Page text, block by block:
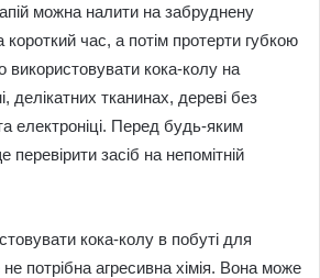
можна налити на забруднену
короткий час, а потім протерти губкою
використовувати кока-колу на
делікатних тканинах, дереві без
електроніці. Перед будь-яким
засіб на непомітній
кока-колу в побуті для
потрібна агресивна хімія. Вона може